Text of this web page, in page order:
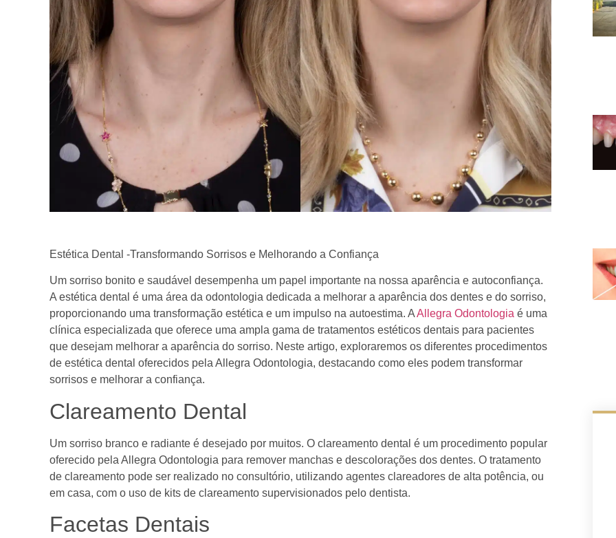
Estética Dental -Transformando Sorrisos e Melhorando a Confiança
Um sorriso bonito e saudável desempenha um papel importante na nossa aparência e autoconfiança.
A estética dental é uma área da odontologia dedicada a melhorar a aparência dos dentes e do sorriso,
proporcionando uma transformação estética e um impulso na autoestima. AAllegra Odontologia é uma
clínica especializada que oferece uma ampla gama de tratamentos estéticos dentais para pacientes
que desejam melhorar a aparência do sorriso. Neste artigo, exploraremos os diferentes procedimentos
de estética dental oferecidos pela Allegra Odontologia, destacando como eles podem transformar
sorrisos e melhorar a confiança.
Clareamento Dental
Um sorriso branco e radiante é desejado por muitos. O clareamento dental é um procedimento popular
oferecido pela Allegra Odontologia para remover manchas e descolorações dos dentes. O tratamento
de clareamento pode ser realizado no consultório, utilizando agentes clareadores de alta potência, ou
em casa, com o uso de kits de clareamento supervisionados pelo dentista.
Facetas Dentais